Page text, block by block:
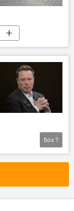
Амалиёти вижаи Русия барои ҳимояи Донбасс: охирин хабарҳо
Боз 7